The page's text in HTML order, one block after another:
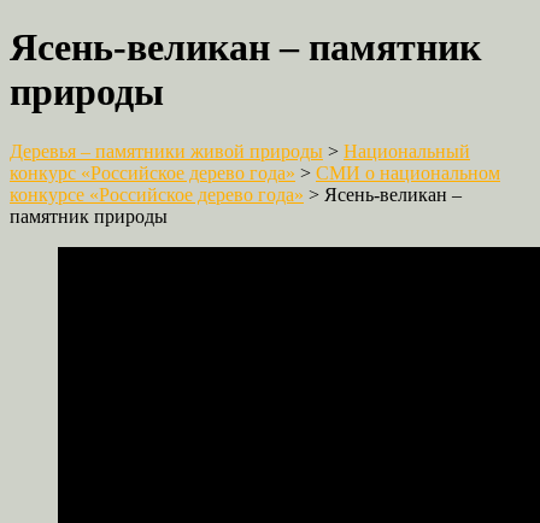
Ясень-великан – памятник
природы
Деревья – памятники живой природы > Национальный
конкурс «Российское дерево года» > СМИ о национальном
конкурсе «Российское дерево года» > Ясень-великан –
памятник природы